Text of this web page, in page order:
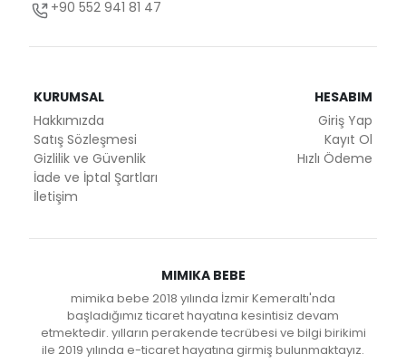
+90 552 941 81 47
KURUMSAL
Hakkımızda
Satış Sözleşmesi
Gizlilik ve Güvenlik
İade ve İptal Şartları
İletişim
HESABIM
Giriş Yap
Kayıt Ol
Hızlı Ödeme
MIMIKA BEBE
mimika bebe 2018 yılında İzmir Kemeraltı'nda
başladığımız ticaret hayatına kesintisiz devam
etmektedir. yılların perakende tecrübesi ve bilgi birikimi
ile 2019 yılında e-ticaret hayatına girmiş bulunmaktayız.